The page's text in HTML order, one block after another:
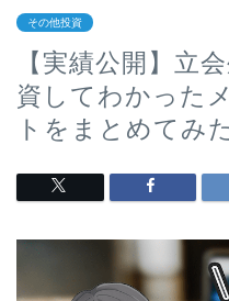
その他投資
【実績公開】立
資してわかった
トをまとめてみた